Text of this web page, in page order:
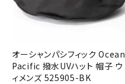
オーシャンパシフィック Ocean
Pacific 撥水UVハット 帽子 ウ
ィメンズ 525905-BK